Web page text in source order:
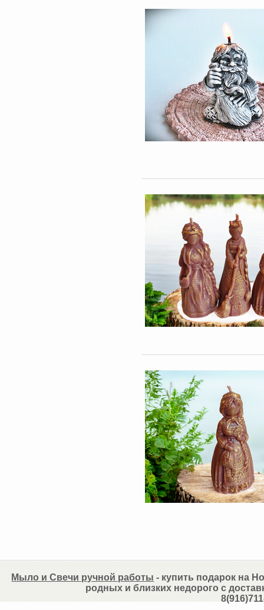
Мыло и Свечи ручной работы - купить подарок на
родных и близких недорого с